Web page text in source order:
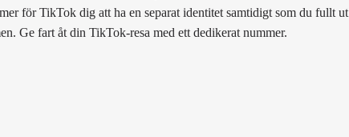
för TikTok dig att ha en separat identitet samtidigt som du fullt ut
Ge fart åt din TikTok-resa med ett dedikerat nummer.